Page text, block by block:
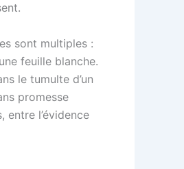
sont multiples :
feuille blanche.
le tumulte d’un
promesse
entre l’évidence